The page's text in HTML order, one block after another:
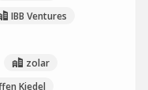
IBB Ventures
zolar
Kiedel